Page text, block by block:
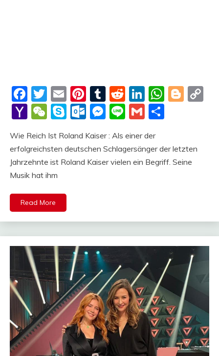
Facebook
Twitter
EmailPinterest
Tumblr
Reddit
LinkedIn
Yahoo
WeChat
SkypeOutlook.com
Messenger
LineGmail
Wie Reich Ist Roland Kaiser : Als einer der
erfolgreichsten deutschen Schlagersänger der letzten
Jahrzehnte ist Roland Kaiser vielen ein Begriff. Seine
Musik hat ihm
Read More